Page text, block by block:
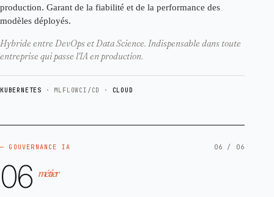
production. Garant de la fiabilité et de la performance des
modèles déployés.
Hybride entre DevOps et Data Science. Indispensable dans toute
entreprise qui passe l'IA en production.
KUBERNETES · MLFLOWCI/CD · CLOUD
— GOUVERNANCE IA 06 / 06
06 métier